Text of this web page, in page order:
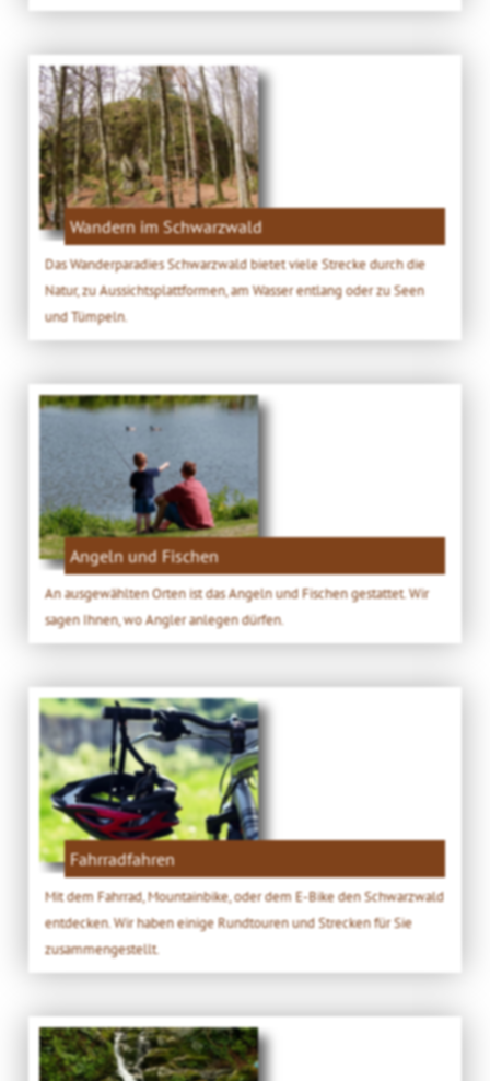
Wandern im Schwarzwald
Das Wanderparadies Schwarzwald bietet viele Strecke durch die
Natur, zu Aussichtsplattformen, am Wasser entlang oder zu Seen
und Tümpeln.
Angeln und Fischen
An ausgewählten Orten ist das Angeln und Fischen gestattet. Wir
sagen Ihnen, wo Angler anlegen dürfen.
Fahrradfahren
Mit dem Fahrrad, Mountainbike, oder dem E-Bike den Schwarzwald
entdecken. Wir haben einige Rundtouren und Strecken für Sie
zusammengestellt.